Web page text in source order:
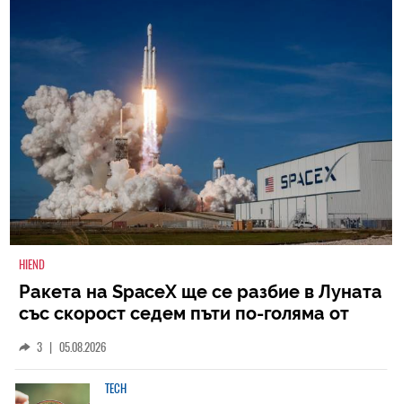
HIEND
Ракета на SpaceX ще се разбие в Луната
със скорост седем пъти по-голяма от
3 | 05.08.2026
TECH